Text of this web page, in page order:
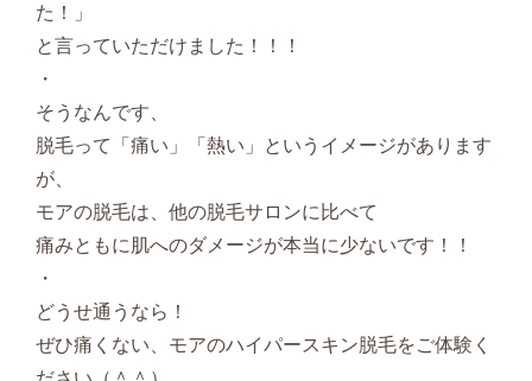
た！」
と言っていただけました！！！
・
そうなんです、
脱毛って「痛い」「熱い」というイメージがあります
が、
モアの脱毛は、他の脱毛サロンに比べて
痛みともに肌へのダメージが本当に少ないです！！
・
どうせ通うなら！
ぜひ痛くない、モアのハイパースキン脱毛をご体験く